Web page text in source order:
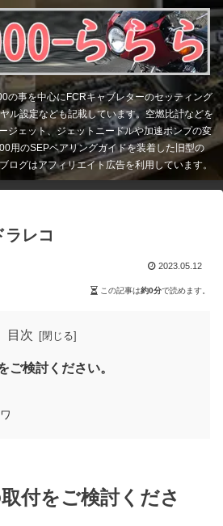
の事を中心にFCRキャブレターのセッティング
ル設定なども記載しています。空燃比計などを
ジェット、ジェットニードルや加速ポンプの変
用のSEPベアリングガイドを装着した旧型の
グはアフィリエイト広告を利用しています。
ラレコ
2023.05.12
この記事は約0分で読めます。
目次
ご検討ください。
付をご検討くださ